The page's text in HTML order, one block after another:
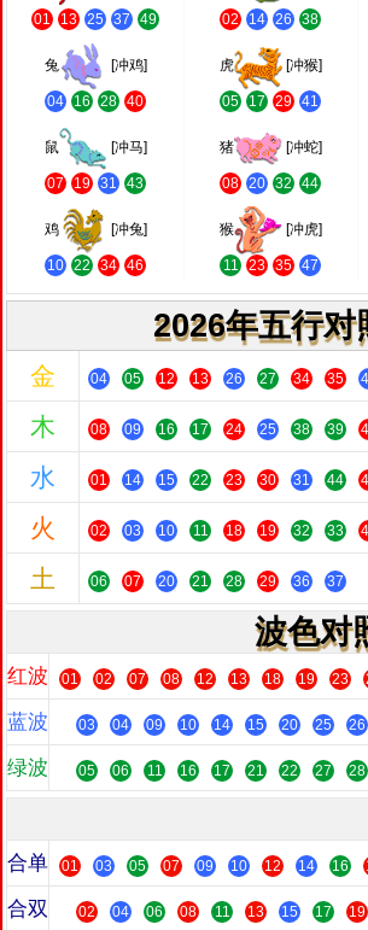
01 13 25 37 49 02 14 26 38
兔 [冲鸡]
04 16 28 40
虎 [冲猴]
05 17 29 41
鼠 [冲马]
07 19 31 43
猪 [冲蛇]
08 20 32 44
鸡 [冲兔]
10 22 34 46
猴 [冲虎]
11 23 35 47
2026年五行对
金 04 05 12 13 26 27 34 35
木 08 09 16 17 24 25 38 39
水 01 14 15 22 23 30 31 44
火 02 03 10 11 18 19 32 33
土 06 07 20 21 28 29 36 37
波色对
红波 01 02 07 08 12 13 18 19 23
蓝波 03 04 09 10 14 15 20 25 26
绿波 05 06 11 16 17 21 22 27 28
合单 01 03 05 07 09 10 12 14 16
合双 02 04 06 08 11 13 15 17 19